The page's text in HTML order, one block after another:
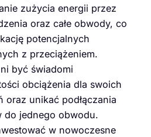
zużycia energii przez
oraz całe obwody, co
potencjalnych
z przeciążeniem.
być świadomi
obciążenia dla swoich
oraz unikać podłączania
do jednego obwodu.
w nowoczesne